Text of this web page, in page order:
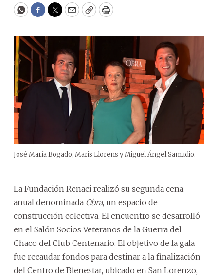
WhatsApp
Facebook
Twitter
EmailCopyPrint
José María Bogado, Maris Llorens y Miguel Ángel Samudio.
La Fundación Renaci realizó su segunda cena
anual denominada Obra, un espacio de
construcción colectiva. El encuentro se desarrolló
en el Salón Socios Veteranos de la Guerra del
Chaco del Club Centenario. El objetivo de la gala
fue recaudar fondos para destinar a la finalización
del Centro de Bienestar, ubicado en San Lorenzo,